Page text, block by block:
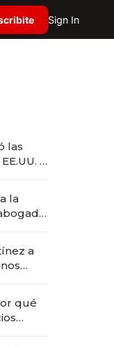
Sign In
las
y
la
a
qué